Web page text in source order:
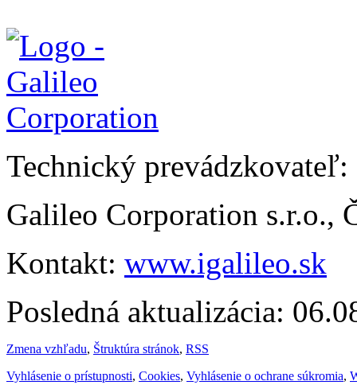
Technický prevádzkovateľ:
Galileo Corporation s.r.o.,
Kontakt: www.igalileo.sk
Posledná aktualizácia:
Zmena vzhľadu, Štruktúra stránok, RSS
Vyhlásenie o prístupnosti, Cookies, Vyhlásenie o ochrane súkromia,